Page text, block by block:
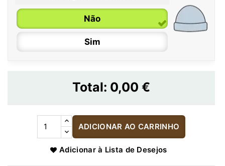
Não
Sim
Total: 0,00 €
ADICIONAR AO CARRINHO
Adicionar à Lista de Desejos